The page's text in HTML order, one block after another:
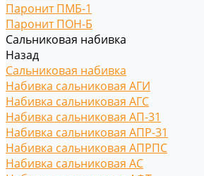
Паронит ПМБ-1
Паронит ПОН-Б
Сальниковая набивка
Назад
Сальниковая набивка
Набивка сальниковая АГИ
Набивка сальниковая АГС
Набивка сальниковая АП-31
Набивка сальниковая АПР-31
Набивка сальниковая АПРПС
Набивка сальниковая АС